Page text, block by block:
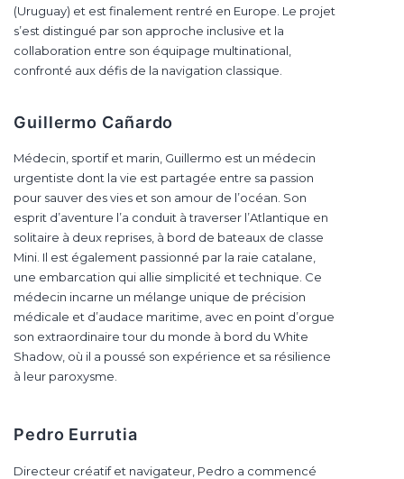
(Uruguay) et est finalement rentré en Europe. Le projet
s’est distingué par son approche inclusive et la
collaboration entre son équipage multinational,
confronté aux défis de la navigation classique.
Guillermo Cañardo
Médecin, sportif et marin, Guillermo est un médecin
urgentiste dont la vie est partagée entre sa passion
pour sauver des vies et son amour de l’océan. Son
esprit d’aventure l’a conduit à traverser l’Atlantique en
solitaire à deux reprises, à bord de bateaux de classe
Mini. Il est également passionné par la raie catalane,
une embarcation qui allie simplicité et technique. Ce
médecin incarne un mélange unique de précision
médicale et d’audace maritime, avec en point d’orgue
son extraordinaire tour du monde à bord du White
Shadow, où il a poussé son expérience et sa résilience
à leur paroxysme.
Pedro Eurrutia
Directeur créatif et navigateur, Pedro a commencé